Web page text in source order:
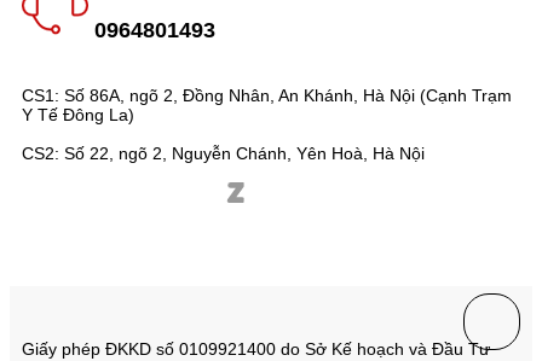
CS1: Số 86A, ngõ 2, Đồng Nhân, An Khánh, Hà Nội (Cạnh Trạm
Y Tế Đông La)
CS2: Số 22, ngõ 2, Nguyễn Chánh, Yên Hoà, Hà Nội
0964801493
Giấy phép ĐKKD số 0109921400 do Sở Kế hoạch và Đầu Tư